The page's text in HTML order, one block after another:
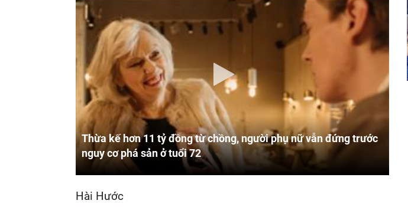
Thừa kế hơn 11 tỷ đồng từ chồng, người phụ nữ vẫn đứng trước
nguy cơ phá sản ở tuổi 72
Hài Hước